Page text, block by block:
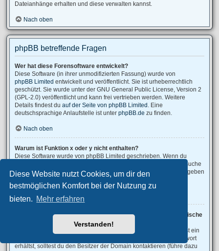
Diese Website nutzt Cookies, um dir den
bestmöglichen Komfort bei der Nutzung zu
bieten. Mehr erfahren
Verstanden!
Dateianhänge erhalten und diese verwalten kannst.
Nach oben
phpBB betreffende Fragen
Wer hat diese Forensoftware entwickelt?
Diese Software (in ihrer unmodifizierten Fassung) wurde von
phpBB Limited entwickelt und veröffentlicht. Sie ist urheberrechtlich
geschützt. Sie wurde unter der GNU General Public License, Version 2
(GPL-2.0) veröffentlicht und kann frei vertrieben werden. Weitere
Details findest du auf der Seite von phpBB Limited . Eine
deutschsprachige Anlaufstelle ist unter phpBB.de zu finden.
Nach oben
Warum ist Funktion x oder y nicht enthalten?
Diese Software wurde von phpBB Limited geschrieben. Wenn du
denkst, dass eine Funktion implementiert werden sollte, dann besuche
phpBB Ideas, wo du deine Stimme für bestehende Vorschläge abgeben
oder neue Funktionen vorschlagen kannst.
Nach oben
An wen soll ich mich wenden, falls es Beschwerden oder juristische
Anfragen zu diesem Forum gibt?
Jeder Administrator, der auf der „Das Team“-Seite aufgeführt ist, ist ein
geeigneter Kontakt für deine Beschwerde. Wenn du so keine Antwort
erhältst, solltest du den Besitzer der Domain kontaktieren (führe dazu